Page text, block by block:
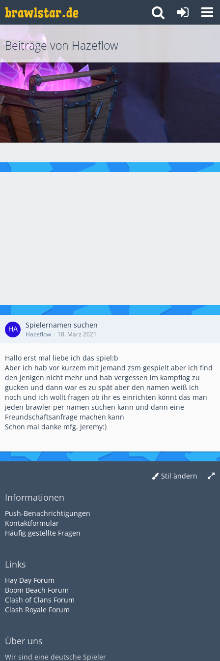
Beiträge von Hazeflow
Spielernamen suchen
Hazeflow 18. März 2021
Hallo erst mal liebe ich das spiel:b
Aber ich hab vor kurzem mit jemand zsm gespielt aber ich find
den jenigen nicht mehr und hab vergessen im kampflog zu
gucken und dann war es zu spät aber den namen weiß ich
noch und ich wollt fragen ob ihr es einrichten könnt das man
jeden brawler per namen suchen kann und dann eine
Freundschaftsanfrage machen kann
Schon mal danke mfg. Jeremy:)
Stil ändern
Informationen
Push-Benachrichtigungen
Kontaktformular
Häufig gestellte Fragen
Links
Hay Day Forum
Boom Beach Forum
Clash of Clans Forum
Clash Royale Forum
Über uns
Wir sind eine deutsche Spieler